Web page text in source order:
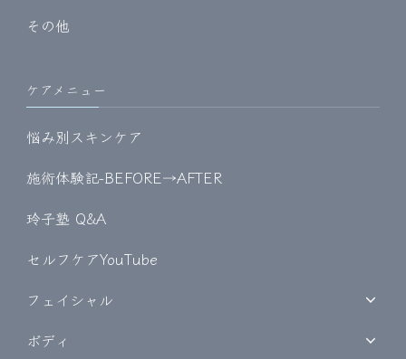
その他
ケアメニュー
悩み別スキンケア
施術体験記-BEFORE→AFTER
玲子塾 Q&A
セルフケアYouTube
フェイシャル
ボディ